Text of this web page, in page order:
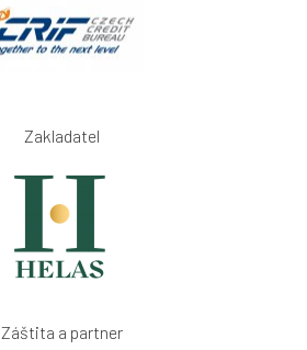
Zakladatel
Záštita a partner